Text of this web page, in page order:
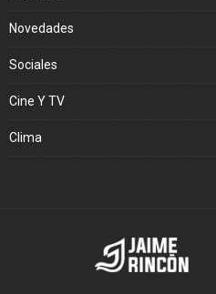
Novedades
Sociales
Cine Y TV
Clima